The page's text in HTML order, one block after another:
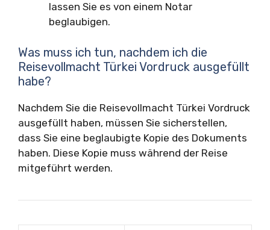
lassen Sie es von einem Notar
beglaubigen.
Was muss ich tun, nachdem ich die
Reisevollmacht Türkei Vordruck ausgefüllt
habe?
Nachdem Sie die Reisevollmacht Türkei Vordruck
ausgefüllt haben, müssen Sie sicherstellen,
dass Sie eine beglaubigte Kopie des Dokuments
haben. Diese Kopie muss während der Reise
mitgeführt werden.